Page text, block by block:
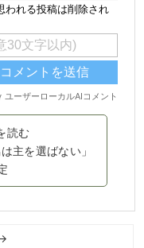
読む
主を選ばない」